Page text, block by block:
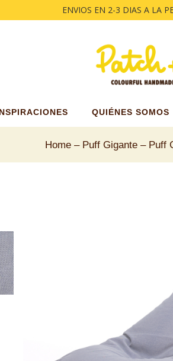
ENVIOS EN 2-3 DIAS A LA
QUIÉNES SOMOS
Home Puff Gigante Puff